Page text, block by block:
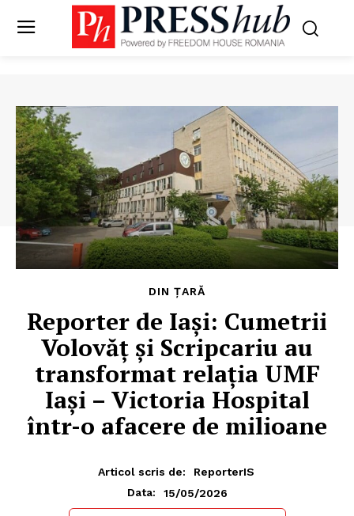
DIN ȚARĂ
Reporter de Iași: Cumetrii
Volovăț și Scripcariu au
transformat relația UMF
Iași – Victoria Hospital
într-o afacere de milioane
Articol scris de:
ReporterIS
Data:
15/05/2026